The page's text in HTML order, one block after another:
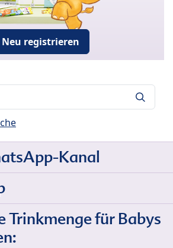
Neu registrieren
Kanal
Trinkmenge für Babys